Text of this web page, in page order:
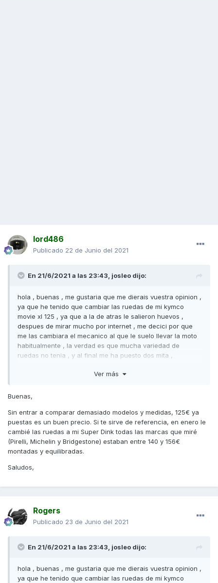
lord486
Publicado 22 de Junio del 2021
En 21/6/2021 a las 23:43, josleo dijo:
hola , buenas , me gustaria que me dierais vuestra opinion ,
ya que he tenido que cambiar las ruedas de mi kymco
movie xl 125 , ya que a la de atras le salieron huevos ,
despues de mirar mucho por internet , me decici por que
me las cambiara el mecanico al que le suelo llevar la moto
habitualmente , la verdad es que mucha variedad de
ruedas no tenia , y al final me ha puesto dos mita ,
euros puestas , mi consulta es que os parece , me ha
pongo ruedas a la moto. y tambien me gustaria saber que
Ver más
Buenas,
Sin entrar a comparar demasiado modelos y medidas, 125€ ya
puestas es un buen precio. Si te sirve de referencia, en enero le
cambié las ruedas a mi Super Dink todas las marcas que miré
(Pirelli, Michelin y Bridgestone) estaban entre 140 y 156€
montadas y equilibradas.
Saludos,
Rogers
Publicado 23 de Junio del 2021
En 21/6/2021 a las 23:43, josleo dijo:
hola , buenas , me gustaria que me dierais vuestra opinion ,
ya que he tenido que cambiar las ruedas de mi kymco